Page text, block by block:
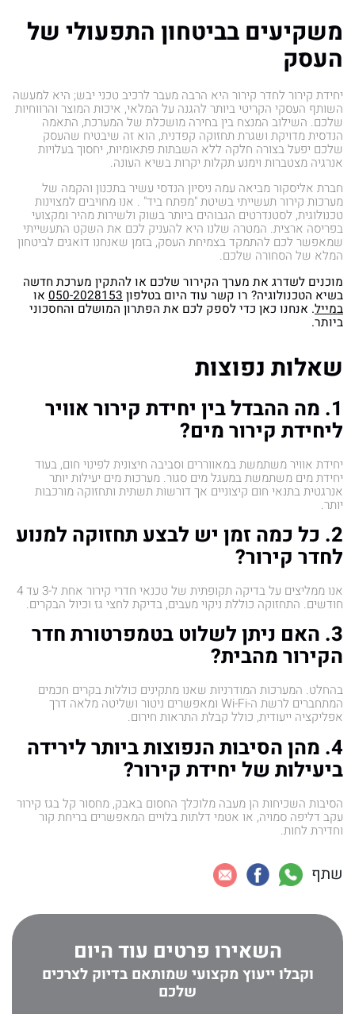
משקיעים בביטחון התפעולי של
העסק
יחידת קירור לחדר קירור היא הרבה מעבר לרכיב טכני יבש; היא למעשה
השותף העסקי הקריטי ביותר להגנה על המלאי, איכות המוצר והרווחיות
שלכם. השילוב המנצח בין בחירה מושכלת של המערכת, התאמה
הנדסית מדויקת ושגרת תחזוקה קפדנית, הוא זה שיבטיח שהעסק
שלכם יפעל בצורה חלקה ללא השבתות פתאומיות, יחסוך בעלויות
אנרגיה מצטברות וימנע תקלות יקרות בשיא העונה.
חברת אליסקור מביאה עמה ניסיון הנדסי עשיר בתכנון והקמה של
מערכות קירור תעשייתי בשיטת "מפתח ביד" . אנו מחויבים למצוינות
טכנולוגית, לסטנדרטים הגבוהים ביותר בשוק ולשירות מהיר ומקצועי
בפריסה ארצית. המטרה שלנו היא להעניק לכם את השקט התעשייתי
שמאפשר לכם להתמקד בצמיחת העסק, בזמן שאנחנו דואגים לביטחון
המלא של הסחורה שלכם.
מוכנים לשדרג את מערך הקירור שלכם או להתקין מערכת חדשה
בשיא הטכנולוגיה? רו קשר עוד היום בטלפון 050-2028153 או
במייל. אנחנו כאן כדי לספק לכם את הפתרון המושלם והחסכוני
ביותר.
שאלות נפוצות
1. מה ההבדל בין יחידת קירור אוויר
ליחידת קירור מים?
יחידת אוויר משתמשת במאווררים וסביבה חיצונית לפינוי חום, בעוד
יחידת מים משתמשת במעגל מים סגור. מערכות מים יעילות יותר
אנרגטית בתנאי חום קיצוניים אך דורשות תשתית ותחזוקה מורכבות
יותר.
2. כל כמה זמן יש לבצע תחזוקה למנוע
לחדר קירור?
אנו ממליצים על בדיקה תקופתית של טכנאי חדרי קירור אחת ל-3 עד 4
חודשים. התחזוקה כוללת ניקוי מעבים, בדיקת לחצי גז וכיול הבקרים.
3. האם ניתן לשלוט בטמפרטורת חדר
הקירור מהבית?
בהחלט. המערכות המודרניות שאנו מתקינים כוללות בקרים חכמים
המתחברים לרשת ה-Wi-Fi ומאפשרים ניטור ושליטה מלאה דרך
אפליקציה ייעודית, כולל קבלת התראות חירום.
4. מהן הסיבות הנפוצות ביותר לירידה
ביעילות של יחידת קירור?
הסיבות השכיחות הן מעבה מלוכלך החסום באבק, מחסור קל בגז קירור
עקב דליפה סמויה, או אטמי דלתות בלויים המאפשרים בריחת קור
וחדירת לחות.
שתף
השאירו פרטים עוד היום
וקבלו ייעוץ מקצועי שמותאם בדיוק לצרכים
שלכם